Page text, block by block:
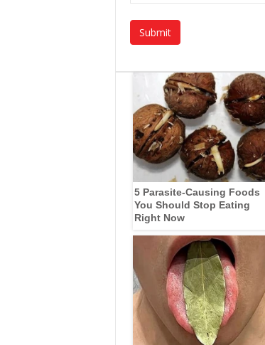
5 Parasite-Causing Foods
You Should Stop Eating
Right Now